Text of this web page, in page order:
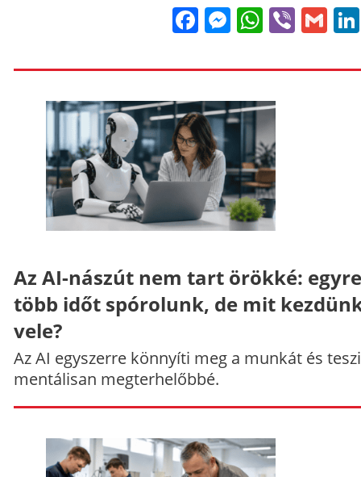
FacebookViber
Az AI-nászút nem tart örökké: egyre
több időt spórolunk, de mit
vele?
Az AI egyszerre könnyíti meg a munkát és
mentálisan megterhelőbbé.